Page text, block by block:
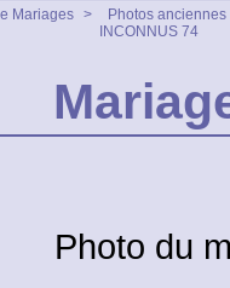
Mariages >
Photos
INCONNUS 74
Photo du